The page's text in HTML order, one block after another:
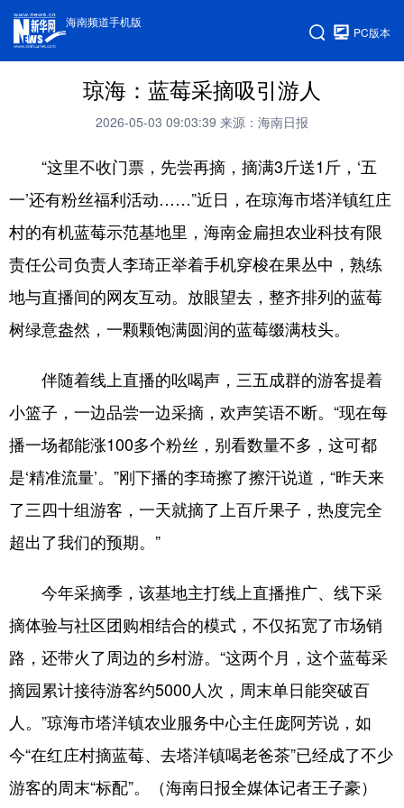
海南频道手机版
PC版本
琼海：蓝莓采摘吸引游人
2026-05-03 09:03:39 来源：海南日报
“这里不收门票，先尝再摘，摘满3斤送1斤，‘五
一’还有粉丝福利活动……”近日，在琼海市塔洋镇红庄
村的有机蓝莓示范基地里，海南金扁担农业科技有限
责任公司负责人李琦正举着手机穿梭在果丛中，熟练
地与直播间的网友互动。放眼望去，整齐排列的蓝莓
树绿意盎然，一颗颗饱满圆润的蓝莓缀满枝头。
伴随着线上直播的吆喝声，三五成群的游客提着
小篮子，一边品尝一边采摘，欢声笑语不断。“现在每
播一场都能涨100多个粉丝，别看数量不多，这可都
是‘精准流量’。”刚下播的李琦擦了擦汗说道，“昨天来
了三四十组游客，一天就摘了上百斤果子，热度完全
超出了我们的预期。”
今年采摘季，该基地主打线上直播推广、线下采
摘体验与社区团购相结合的模式，不仅拓宽了市场销
路，还带火了周边的乡村游。“这两个月，这个蓝莓采
摘园累计接待游客约5000人次，周末单日能突破百
人。”琼海市塔洋镇农业服务中心主任庞阿芳说，如
今“在红庄村摘蓝莓、去塔洋镇喝老爸茶”已经成了不少
游客的周末“标配”。（海南日报全媒体记者王子豪）